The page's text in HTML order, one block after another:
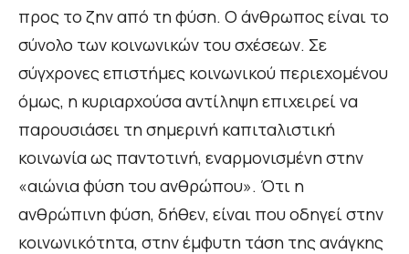
προς το ζην από τη φύση. Ο άνθρωπος είναι το
σύνολο των κοινωνικών του σχέσεων. Σε
σύγχρονες επιστήμες κοινωνικού περιεχομένου
όμως, η κυριαρχούσα αντίληψη επιχειρεί να
παρουσιάσει τη σημερινή καπιταλιστική
κοινωνία ως παντοτινή, εναρμονισμένη στην
«αιώνια φύση του ανθρώπου». Ότι η
ανθρώπινη φύση, δήθεν, είναι που οδηγεί στην
κοινωνικότητα, στην έμφυτη τάση της ανάγκης